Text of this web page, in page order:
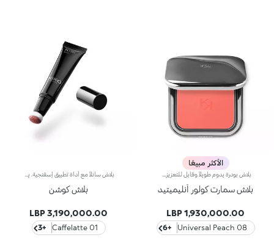
الأكثر مبيعًا
بلاش سمارت كولور أنليميتيد
1,930,000.00 LBP
08 Universal Peach
+6
بلاش كوشن
3,190,000.00 LBP
01 Caffelatte
+3